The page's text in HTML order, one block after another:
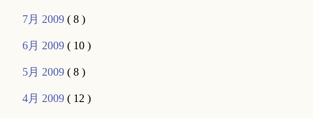
7月 2009( 8 )
6月 2009( 10 )
5月 2009( 8 )
4月 2009( 12 )